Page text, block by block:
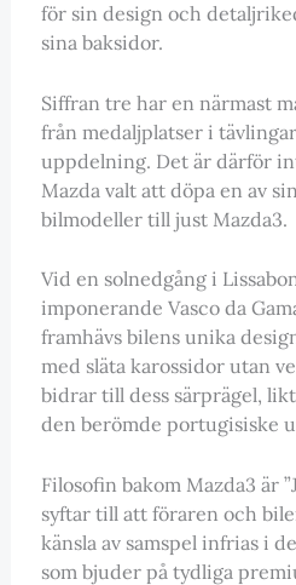
för sin design och
sina baksidor.
Siffran tre har en närmast
från medaljplatser i
uppdelning. Det är därför
Mazda valt att döpa en av
bilmodeller till just Mazda3.
Vid en solnedgång i
imponerande Vasco da
framhävs bilens unika
med släta karossidor utan
bidrar till dess särprägel,
den berömde portugisiske
Filosofin bakom Mazda3 är
syftar till att föraren och
känsla av samspel infrias i
som bjuder på tydliga